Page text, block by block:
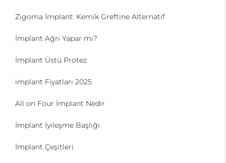
Zigoma İmplant: Kemik Greftine Alternatif
İmplant Ağrı Yapar mı?
İmplant Üstü Protez
implant Fiyatları 2025
All on Four İmplant Nedir
İmplant İyileşme Başlığı
İmplant Çeşitleri